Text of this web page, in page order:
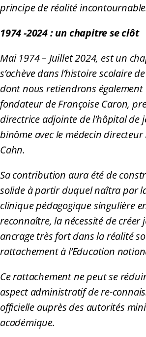
principe de réalité
1974 -2024 : un chapitre se clôt
Mai 1974 – Juillet 2024, est un
s’achève dans l’histoire scolaire
dont nous retiendrons également
fondateur de Françoise Caron,
directrice adjointe de l’hôpital de
binôme avec le médecin directeur
Cahn.
Sa contribution aura été de
solide à partir duquel naîtra par
clinique pédagogique singulière
reconnaître, la nécessité de créer
ancrage très fort dans la réalité
rattachement à l’Education
Ce rattachement ne peut se
aspect administratif de re-
officielle auprès des autorités
académique.